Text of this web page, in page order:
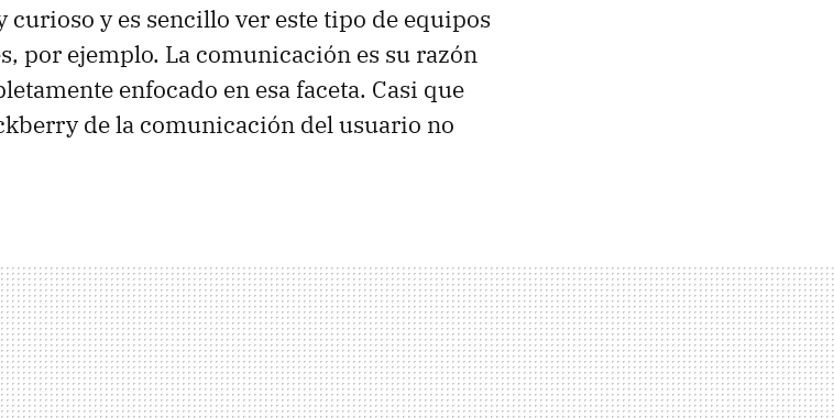
curioso y es sencillo ver este tipo de equipos
por ejemplo. La comunicación es su razón
enfocado en esa faceta. Casi que
de la comunicación del usuario no